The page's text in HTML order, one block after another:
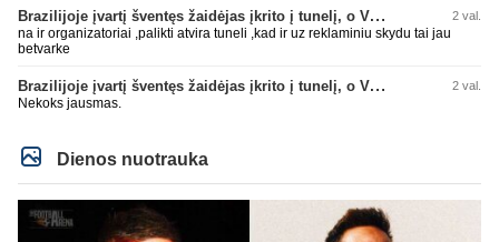
Brazilijoje įvartį šventęs žaidėjas įkrito į tunelį, o VAR įvartį atšaukė 2 val.
na ir organizatoriai ,palikti atvira tuneli ,kad ir uz reklaminiu skydu tai jau
betvarke
Brazilijoje įvartį šventęs žaidėjas įkrito į tunelį, o VAR įvartį atšaukė 2 val.
Nekoks jausmas.
Dienos nuotrauka